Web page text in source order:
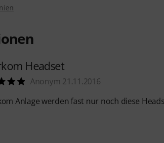
Headset
Anonym 21.11.2016
Anlage werden fast nur noch diese